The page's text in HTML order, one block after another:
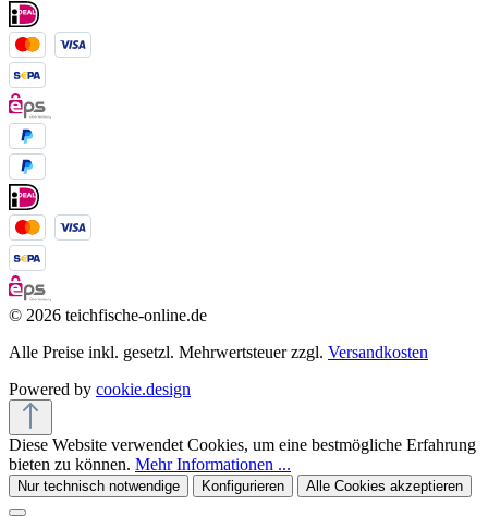
© 2026 teichfische-online.de
Alle Preise inkl. gesetzl. Mehrwertsteuer zzgl. Versandkosten
Powered by cookie.design
Diese Website verwendet Cookies, um eine bestmögliche Erfahrung
bieten zu können. Mehr Informationen ...
Nur technisch notwendige Konfigurieren Alle Cookies akzeptieren